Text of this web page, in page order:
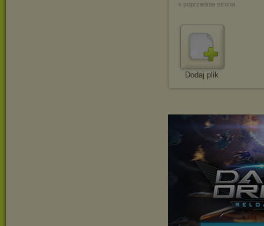
« poprzednia strona
Dodaj plik